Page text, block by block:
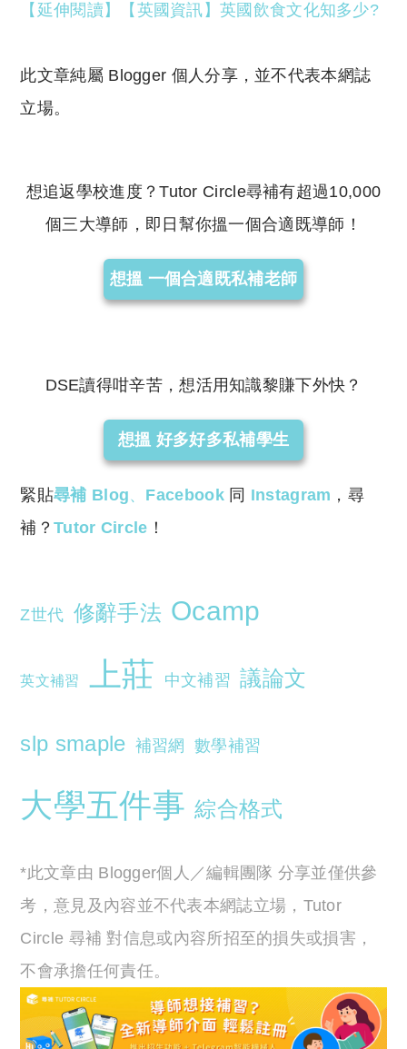
【延伸閱讀】【英國資訊】英國飲食文化知多少?
此文章純屬 Blogger 個人分享，並不代表本網誌
立場。
想追返學校進度？Tutor Circle尋補有超過10,000
個三大導師，即日幫你搵一個合適既導師！
想搵 一個合適既私補老師
DSE讀得咁辛苦，想活用知識黎賺下外快？
想搵 好多好多私補學生
緊貼尋補 Blog、 Facebook 同 Instagram ，尋
補？Tutor Circle ！
Z世代 修辭手法 Ocamp
英文補習 上莊 中文補習 議論文
slp smaple 補習網 數學補習
大學五件事 綜合格式
*此文章由 Blogger個人／編輯團隊 分享並僅供參
考，意見及內容並不代表本網誌立場，Tutor
Circle 尋補 對信息或內容所招至的損失或損害，
不會承擔任何責任。